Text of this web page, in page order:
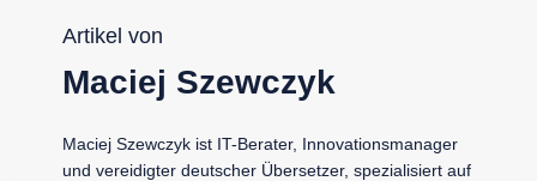
Artikel von
Maciej Szewczyk
Maciej Szewczyk ist IT-Berater, Innovationsmanager
und vereidigter deutscher Übersetzer, spezialisiert auf